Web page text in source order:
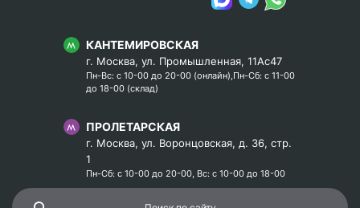
КАНТЕМИРОВСКАЯ
г. Москва, ул. Промышленная, 11Ас47
Пн-Вс: с 10-00 до 20-00 (онлайн),Пн-Сб: с 11-00
до 18-00 (склад)
ПРОЛЕТАРСКАЯ
г. Москва, ул. Воронцовская, д. 36, стр.
1
Пн-Сб: с 10-00 до 20-00, Вс: с 10-00 до 18-00